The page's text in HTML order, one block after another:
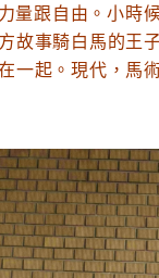
力量跟自由。小時
故事騎白馬的王
一起。現代，馬